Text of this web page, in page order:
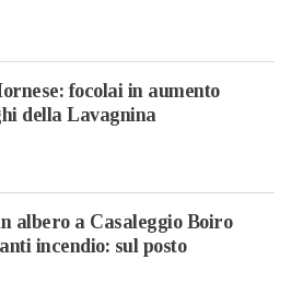
focolai in aumento
della Lavagnina
albero a Casaleggio Boiro
incendio: sul posto